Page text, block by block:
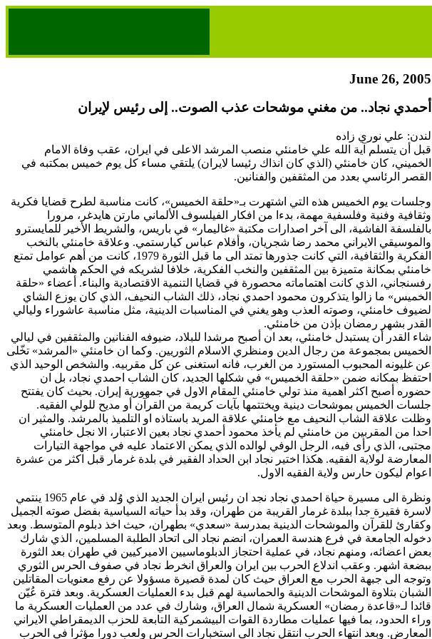
June 26, 2005
أحمدي نجاد.. من مغني موشحات عذب الصوت.. إلى رئيس لإيران
لندن: علي نوري زاده
قبل أن يتسلم آية الله علي خامنئي منصب المرشد الاعلى في ايران، عقب وفاة الامام
الخميني، كان خامنئي (الذي كان انذاك رئيسا لايران) يلتقي مساء كل يوم خميس بمكتبه في
القصر الرئاسي بعدد من المثقفين والفنانين.
وجلسات يوم الخميس هذه التي اشتهرت بـ«حلقة الخميس»، كانت مناسبة لطرح قضايا فكرية
وثقافية وفنية وفلسفية مهمة، بدءا من افكار الفيلسوف الألماني مارتن هايدغر، مرورا
بالفلسفة الفاشية، الى آخر اصدارات مكتبة «غاليمار» في باريس، والشريط الأخير للمايسترو
والموسيقي الايراني محمد رضا شجريان، وأفلام عباس كيارستمي. وعلاقة خامنئي بالنخب
الفكرية والثقافية، التي كانت جذورها تمتد الى ما قبل الثورة 1979، كانت من أهم عوامل تمتع
خامنئي بمكانة متميزة بين المثقفين والنخب الفكرية، خلافا لشريكه في الحكم هاشمي
رفسنجاني، الذي كانت اهتماماته محصورة في قضايا التنمية الاقتصادية والبناء. أعضاء «حلقة
الخميس» ما زالوا يتذكرون محمود احمدي نجاد، ذلك الشاب النحيف، الذي كان يوزع الشاي
لضيوف خامنئي، وصوته العذب وهو يغني في المناسبات الدينية، مثل مناسبة عاشوراء وليالي
القدر بشهر رمضان بإذن من خامنئي.
شاء القدر أن يستبدل خامنئي، بعد ان أصبح مرشدا للبلاد، ضيوفه الفنانين والمثقفين في ليالي
الخميس بمجموعة من رجال الدين ومنظري الاسلام الثوريين. وكما ان خامنئي «المرشد» تخّلى
عن غليونه المحبوب المستورد من الغرب، فانه استغنى عن كل مقربيه. والشخص الوحيد الذي
احتفظ بمكانه ضمن «حلقة الخميس» في شكلها الجديد، كان الشاب احمدي نجاد، بل ان
حضوره أصبح اكثر اهمية منذ تولي خامنئي المقام الاول في جمهورية إيران. بحيث كان يفتتح
جلسات الخميس بموشحات دينية ويختتمها بآيات كريمة من القرآن أو مديح للولي الفقيه.
وظلت علاقة الشاب النحيف مع خامنئي علاقة المريد باستاذه او التلميذ بالمرشد. والمثير ان
احدا من المقربين من خامنئي لم يأخذ محمود أحمدي نجاد بعين الاعتبار، الا نجل خامنئي
مجتبى، الذي رأى فيه، الرجل الوفي لوالده الذي يمكن الاعتماد عليه في مواجهة التيارات
المعارضة لولاية الفقيه. هكذا اختير نجاد ابن الحداد الفقير في بلدة غرمار قبل اكثر من عشرة
اعوام ليكون حارس ولاية الفقيه الاول.
ونظرة الى مسيرة حياة احمدي نجاد نجد ان رئيس ايران الجديد الذي وُلد في عام 1965 ينتمي
لاسرة فقيرة جدا ببلدة غرمار القريبة من طهران، وقد بدأ حياته السياسية بفضل صوته الجميل
وكقارئ للقرآن والموشحات الدينية بمدرسة «سعدي» بطهران، حيث اخذ دبلوم المتوسط. وبعد
دخوله الجامعة في فرع هندسة العمران، انضم نجاد الى اتحاد الطلبة المسلمين، الذي شارك
بعض اعضائه، ومنهم نجاد، في عملية احتجاز الدبلوماسيين الاميركيين في طهران بعد الثورة
ببضعة اشهر. وعقب اندلاع الحرب بين ايران والعراق انخرط نجاد في صفوف الحرس الثوري
وتوجه الى جبهة الحرب مع العراق حيث كان لمدة قصيرة مسؤولا عن رفع معنويات المقاتلين
الشبان بتلاوة الموشحات الدينية والحماسية لهم قبل بدء العمليات العسكرية. وبعد فترة عُيّن
قائدا لـ«قاعدة رمضان» العسكرية شمال العراق، وشارك في عدد من العمليات العسكرية ما
وراء الحدود، بما فيها عمليات مطاردة القوات البيشمركية التابعة للحزب الديمقراطي الايراني
المعارض. وبعد انتهاء الحرب انتقل نجاد الى استخبارات الحرس ولعب دورا مؤثرا في الحرب